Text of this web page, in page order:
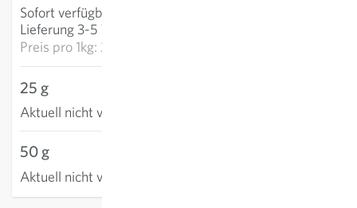
Sofort verfügbar
Lieferung 3-5 Tage
Preis pro1kg: 2.776,65 €
25 g
Aktuell nicht verfügbar
50 g
Aktuell nicht verfügbar